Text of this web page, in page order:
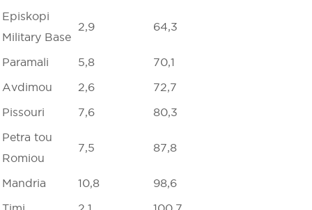
Episkopi
Military Base
2,9 64,3
Paramali 5,8
70,1
Avdimou
2,6
72,7
Pissouri
7,6
80,3
Petra tou
Romiou
7,5 87,8
Mandria 10,8
98,6